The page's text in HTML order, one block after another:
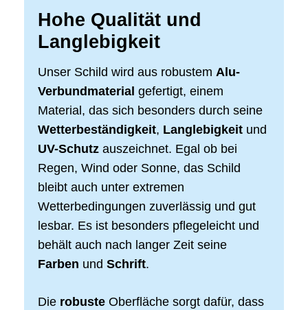
Hohe Qualität und
Langlebigkeit
Unser Schild wird aus robustem Alu-
Verbundmaterial gefertigt, einem
Material, das sich besonders durch seine
Wetterbeständigkeit, Langlebigkeit und
UV-Schutz auszeichnet. Egal ob bei
Regen, Wind oder Sonne, das Schild
bleibt auch unter extremen
Wetterbedingungen zuverlässig und gut
lesbar. Es ist besonders pflegeleicht und
behält auch nach langer Zeit seine
Farben und Schrift.
Die robuste Oberfläche sorgt dafür, dass